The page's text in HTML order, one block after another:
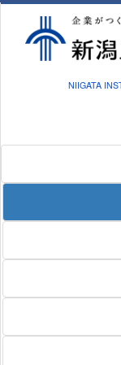
NIIGATA